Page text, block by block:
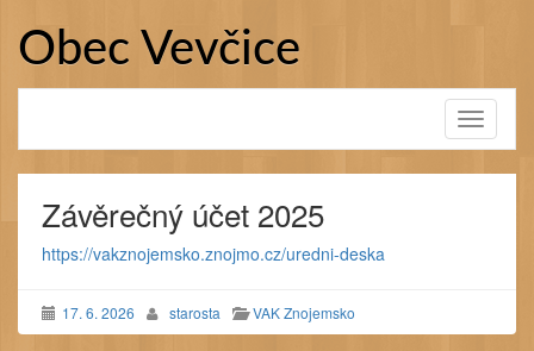
obsahu
webu
Obec Vevčice
Toggle
Závěrečný účet 2025
https://vakznojemsko.znojmo.cz/uredni-deska
17. 6. 2026 starosta VAK Znojemsko